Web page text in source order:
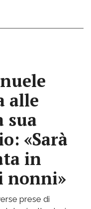
alle
sua
«Sarà
in
nonni»
prese di